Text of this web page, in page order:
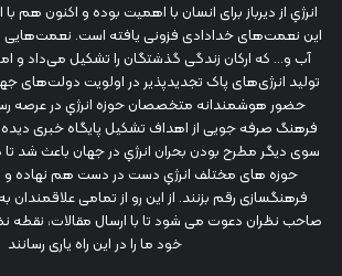
انرژي‌ از دیرباز برای انسان با اهمیت بوده و اکنون هم
این نعمت‌های خدادادی فزونی یافته است.
آب و... که ارکان زندگی گذشتگان را تشکیل می‌داد و
تولید انرژی‌های پاک تجدیدپذیر در اولویت دولت‌های
حضور هوشمندانه متخصصان حوزه انرژي در عرصه
فرهنگ صرفه جویی از اهداف تشکیل پایگاه خبری دیده
سوی دیگر مطرح بودن بحران انرژي در جهان باعث شد
حوزه های مختلف انرژي دست در دست هم نهاده و
فرهنگسازی رقم بزنند. از این رو از تمامی
صاحب نظران دعوت می شود تا با ارسال مقالات، نقطه
خود ما را در این راه یاری رسانند